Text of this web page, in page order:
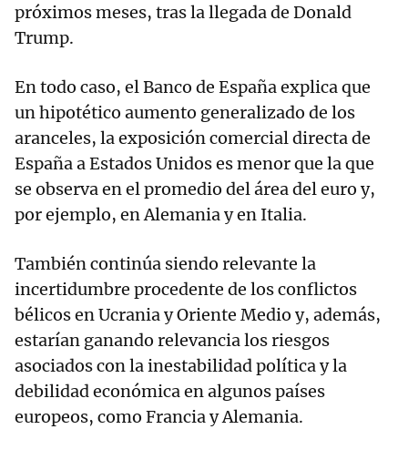
próximos meses, tras la llegada de Donald
Trump.
En todo caso, el Banco de España explica que
un hipotético aumento generalizado de los
aranceles, la exposición comercial directa de
España a Estados Unidos es menor que la que
se observa en el promedio del área del euro y,
por ejemplo, en Alemania y en Italia.
También continúa siendo relevante la
incertidumbre procedente de los conflictos
bélicos en Ucrania y Oriente Medio y, además,
estarían ganando relevancia los riesgos
asociados con la inestabilidad política y la
debilidad económica en algunos países
europeos, como Francia y Alemania.